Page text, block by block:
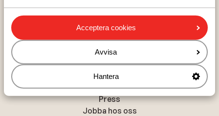
Acceptera cookies
Avvisa
Hantera
Om Sunweb
Om Sunweb
Hållbar semester
Tillgänglighetsdirektiv
Press
Jobba hos oss